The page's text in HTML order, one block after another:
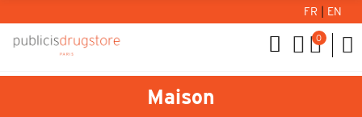
FR EN
0
Maison